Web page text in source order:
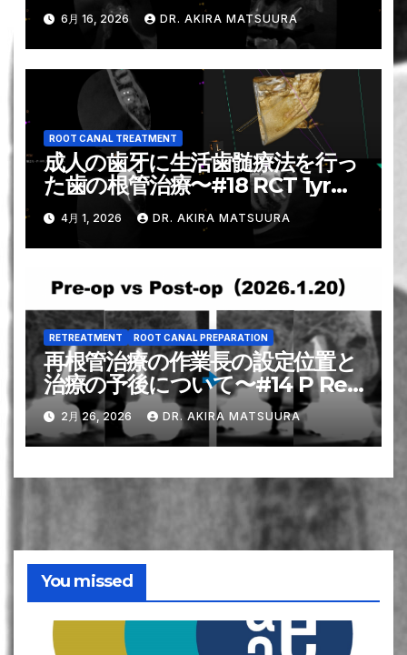
願いしたい〜#16 RCT 1回法
6月 16, 2026 DR. AKIRA MATSUURA
ROOT CANAL TREATMENT
成人の歯牙に生活歯髄療法を行っ
た歯の根管治療〜#18 RCT 1yr
recall
4月 1, 2026 DR. AKIRA MATSUURA
RETREATMENT ROOT CANAL PREPARATION
再根管治療の作業長の設定位置と
治療の予後について〜#14 P Re-
RCT
2月 26, 2026 DR. AKIRA MATSUURA
You missed